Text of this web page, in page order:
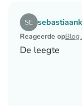
Reageerde op
De leegte
Lees het artikel